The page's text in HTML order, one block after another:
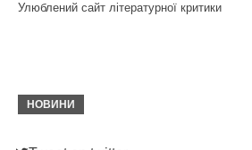
Улюблений сайт літературної критики
НОВИНИ